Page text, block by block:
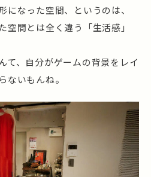
になった空間、というのは、
空間とは全く違う「生活感」
て、自分がゲームの背景をレイ
ないもんね。